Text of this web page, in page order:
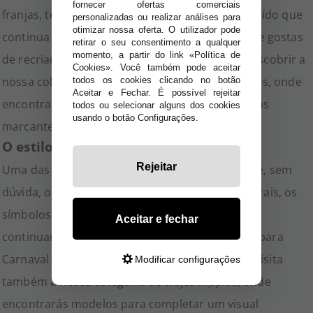
franjas, tecidos brilhantes e um estilo descontraído que
continua a fazer sucesso em festas temáticas. Se gostas
de recriar diferentes épocas, podes também descobrir a
nossa coleção de disfarces e acessórios dos anos, onde
encontras modelos inspirados em várias décadas
marcantes.
O estilo hippie continua em destaque
Uma das tendências mais icónicas dos anos 70 é, sem
dúvida, o movimento hippie. Os estampados florais, os
símbolos da paz, as franjas e as cores vibrantes
continuam a ser uma escolha muito procurada para
Carnaval e festas retro. Se preferes este estilo, visita
também a nossa categoria detrajes hippies, onde
encontrarás modelos para completar um visual
fornecer ofertas comerciais
personalizadas ou realizar análises para
otimizar nossa oferta. O utilizador pode
retirar o seu consentimento a qualquer
momento, a partir do link «Política de
Cookies». Você também pode aceitar
todos os cookies clicando no botão
Aceitar e Fechar. É possível rejeitar
todos ou selecionar alguns dos cookies
usando o botão Configurações.
Rejeitar
Aceitar e fechar
Modificar configurações